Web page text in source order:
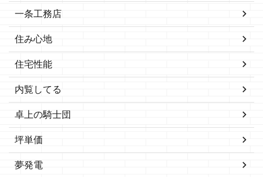
一条工務店
住み心地
住宅性能
内覧してる
卓上の騎士団
坪単価
夢発電